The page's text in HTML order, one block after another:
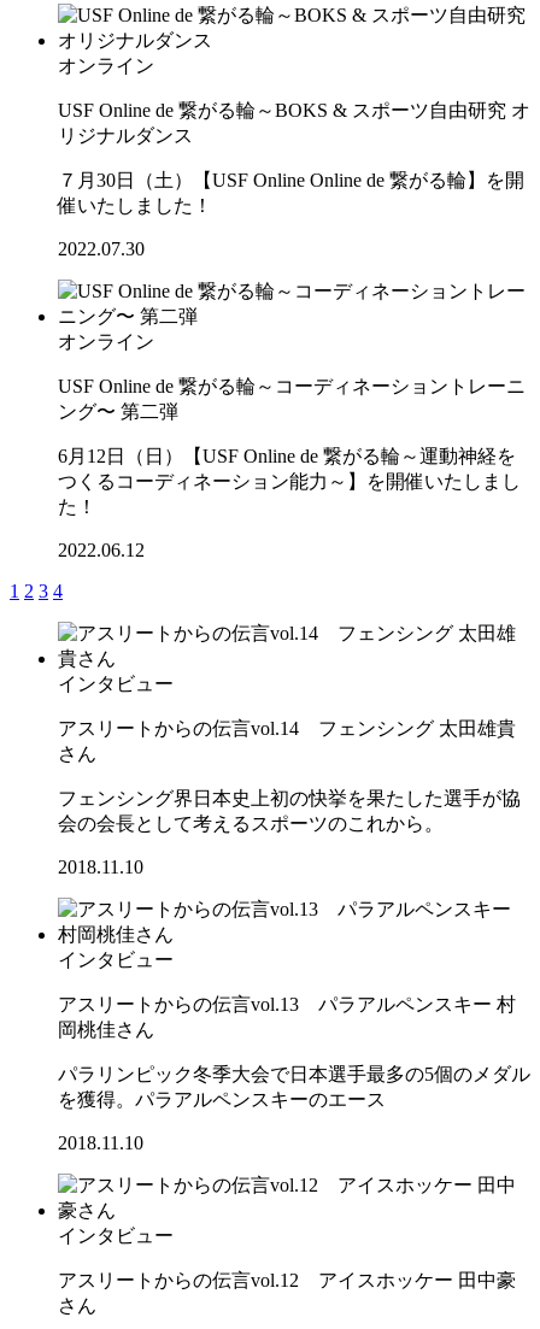
オンライン
USF Online de 繋がる輪～BOKS & スポーツ自由研究 オ
リジナルダンス
７月30日（土）【USF Online Online de 繋がる輪】を開
催いたしました！
2022.07.30
オンライン
USF Online de 繋がる輪～コーディネーショントレーニ
ング〜 第二弾
6月12日（日）【USF Online de 繋がる輪～運動神経を
つくるコーディネーション能力～】を開催いたしまし
た！
2022.06.12
1 2 3 4
インタビュー
アスリートからの伝言vol.14 フェンシング 太田雄貴
さん
フェンシング界日本史上初の快挙を果たした選手が協
会の会長として考えるスポーツのこれから。
2018.11.10
インタビュー
アスリートからの伝言vol.13 パラアルペンスキー 村
岡桃佳さん
パラリンピック冬季大会で日本選手最多の5個のメダル
を獲得。パラアルペンスキーのエース
2018.11.10
インタビュー
アスリートからの伝言vol.12 アイスホッケー 田中豪
さん